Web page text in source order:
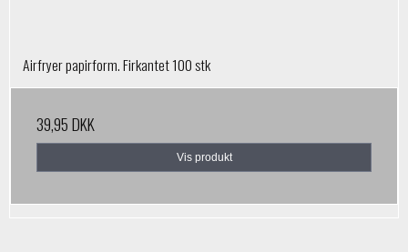
Airfryer papirform. Firkantet 100 stk
39,95 DKK
Vis produkt